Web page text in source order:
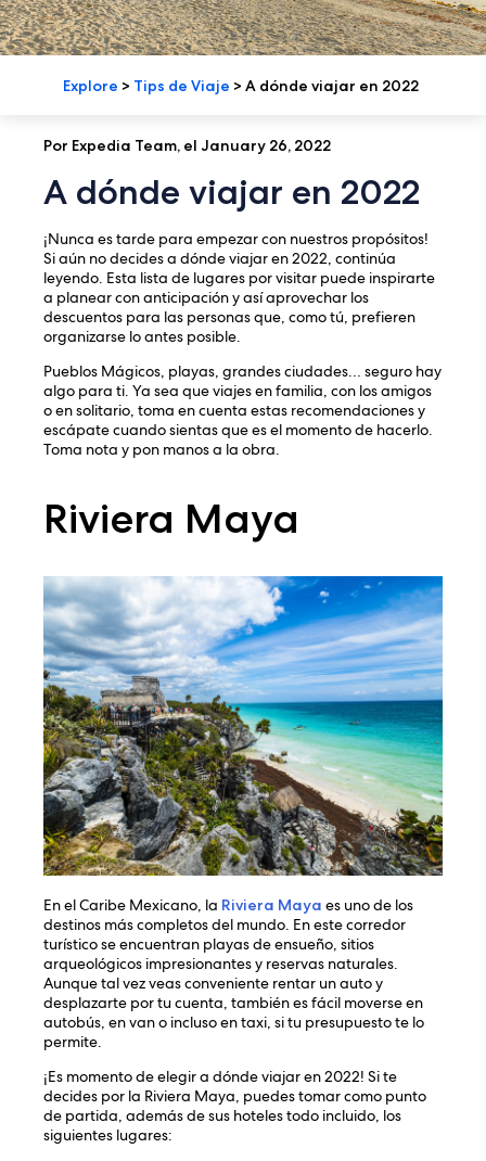
Explore > Tips de Viaje >A dónde viajar en 2022
Por Expedia Team, el January 26, 2022
A dónde viajar en 2022
¡Nunca es tarde para empezar con nuestros propósitos!
Si aún no decides a dónde viajar en 2022, continúa
leyendo. Esta lista de lugares por visitar puede inspirarte
a planear con anticipación y así aprovechar los
descuentos para las personas que, como tú, prefieren
organizarse lo antes posible.
Pueblos Mágicos, playas, grandes ciudades… seguro hay
algo para ti. Ya sea que viajes en familia, con los amigos
o en solitario, toma en cuenta estas recomendaciones y
escápate cuando sientas que es el momento de hacerlo.
Toma nota y pon manos a la obra.
Riviera Maya
En el Caribe Mexicano, la Riviera Maya es uno de los
destinos más completos del mundo. En este corredor
turístico se encuentran playas de ensueño, sitios
arqueológicos impresionantes y reservas naturales.
Aunque tal vez veas conveniente rentar un auto y
desplazarte por tu cuenta, también es fácil moverse en
autobús, en van o incluso en taxi, si tu presupuesto te lo
permite.
¡Es momento de elegir a dónde viajar en 2022! Si te
decides por la Riviera Maya, puedes tomar como punto
de partida, además de sus hoteles todo incluido, los
siguientes lugares: